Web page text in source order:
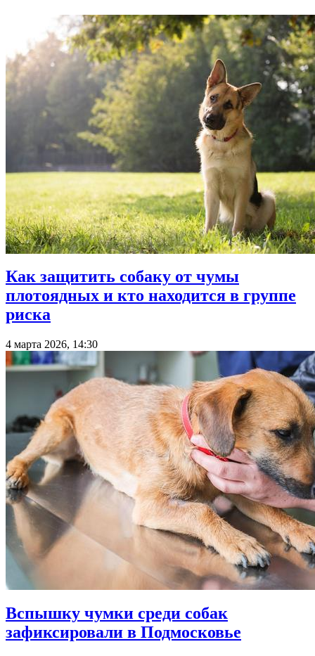
Как защитить собаку от чумы
плотоядных и кто находится в группе
риска
4 марта 2026, 14:30
Вспышку чумки среди собак
зафиксировали в Подмосковье